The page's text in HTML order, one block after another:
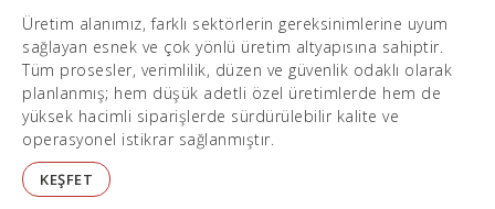
Üretim alanımız, farklı sektörlerin gereksinimlerine uyum
sağlayan esnek ve çok yönlü üretim altyapısına sahiptir.
Tüm prosesler, verimlilik, düzen ve güvenlik odaklı olarak
planlanmış; hem düşük adetli özel üretimlerde hem de
yüksek hacimli siparişlerde sürdürülebilir kalite ve
operasyonel istikrar sağlanmıştır.
KEŞFET